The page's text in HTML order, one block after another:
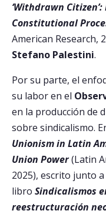
‘Withdrawn
Constitutional
American Research,
Stefano Palestini.
Por su parte, el
su labor en el
en la producción de
sobre sindicalismo.
Unionism in Latin
Union Power(Latin
2025), escrito junto a
libro Sindicalismos
reestructuración